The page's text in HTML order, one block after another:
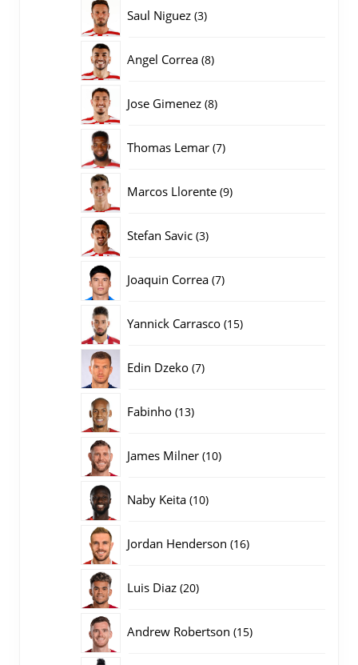
Saul Niguez 33
Angel Correa 88
Jose Gimenez 88
Thomas Lemar 77
Marcos Llorente 99
Stefan Savic 33
Joaquin Correa 77
Yannick Carrasco 1515
Edin Dzeko 77
Fabinho 1313
James Milner 1010
Naby Keita 1010
Jordan Henderson 1616
Luis Diaz 2020
Andrew Robertson 1515